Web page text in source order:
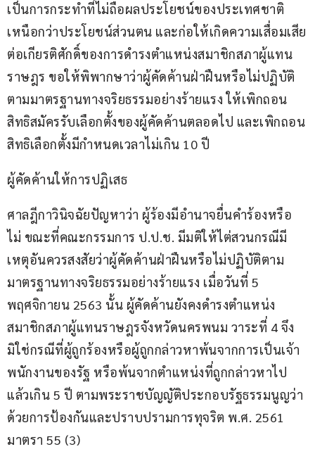
เป็นการกระทำที่ไม่ถือผลประโยชน์ของประเทศชาติ
เหนือกว่าประโยชน์ส่วนตน และก่อให้เกิดความเสื่อมเสีย
ต่อเกียรติศักดิ์ของการดำรงตำแหน่งสมาชิกสภาผู้แทน
ราษฎร ขอให้พิพากษาว่าผู้คัดค้านฝ่าฝืนหรือไม่ปฏิบัติ
ตามมาตรฐานทางจริยธรรมอย่างร้ายแรง ให้เพิกถอน
สิทธิสมัครรับเลือกตั้งของผู้คัดค้านตลอดไป และเพิกถอน
สิทธิเลือกตั้งมีกำหนดเวลาไม่เกิน 10 ปี
ผู้คัดค้านให้การปฏิเสธ
ศาลฎีกาวินิจฉัยปัญหาว่า ผู้ร้องมีอำนาจยื่นคำร้องหรือ
ไม่ ขณะที่คณะกรรมการ ป.ป.ช. มีมติให้ไต่สวนกรณีมี
เหตุอันควรสงสัยว่าผู้คัดค้านฝ่าฝืนหรือไม่ปฏิบัติตาม
มาตรฐานทางจริยธรรมอย่างร้ายแรง เมื่อวันที่ 5
พฤศจิกายน 2563 นั้น ผู้คัดค้านยังคงดำรงตำแหน่ง
สมาชิกสภาผู้แทนราษฎรจังหวัดนครพนม วาระที่ 4 จึง
มิใช่กรณีที่ผู้ถูกร้องหรือผู้ถูกกล่าวหาพ้นจากการเป็นเจ้า
พนักงานของรัฐ หรือพ้นจากตำแหน่งที่ถูกกล่าวหาไป
แล้วเกิน 5 ปี ตามพระราชบัญญัติประกอบรัฐธรรมนูญว่า
ด้วยการป้องกันและปราบปรามการทุจริต พ.ศ. 2561
มาตรา 55 (3)